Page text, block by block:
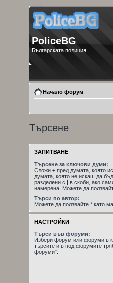
PoliceBG
Българската полиция
Начало форум
Търсене
ЗАПИТВАНЕ
Търсене за ключови думи:
Сложи + пред думата, която
думата, която не искаш да
разделени с | в скоби, ако
намерена. Можете да
Търси по автор:
Можете да ползвайте * като
НАСТРОЙКИ
Търси във форуми:
Избери форум или форуми в
търсите и в под форумите
форуми".